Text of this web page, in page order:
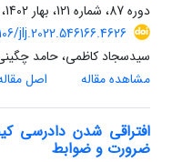
دوره 87، شماره 121، بهار 1402، صفحه
jlj.2022.546166.4626
سیدسجاد کاظمی، حامد
مشاهده مقاله
اصل
افتراقی شدن دادرسی
ضرورت و ضوابط